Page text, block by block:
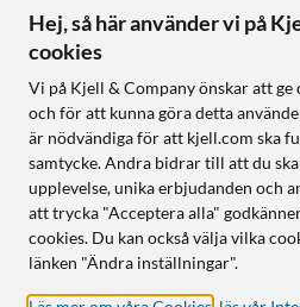
Följ oss
Handla från:
Sverige
Norge
Hej, så här använder vi på
cookies
Vi på Kjell & Company önskar att
och för att kunna göra detta
är nödvändiga för att kjell.com ska
samtycke. Andra bidrar till att du
upplevelse, unika erbjudanden och
att trycka "Acceptera alla"
cookies. Du kan också välja vilka
länken "Ändra inställningar".